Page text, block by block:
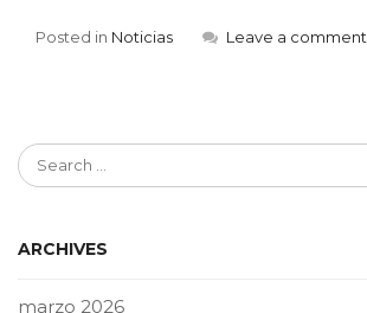
Posted in Noticias Leave a comment
ARCHIVES
marzo 2026